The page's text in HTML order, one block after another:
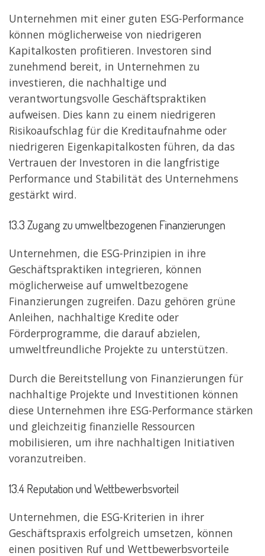
Unternehmen mit einer guten ESG-Performance
können möglicherweise von niedrigeren
Kapitalkosten profitieren. Investoren sind
zunehmend bereit, in Unternehmen zu
investieren, die nachhaltige und
verantwortungsvolle Geschäftspraktiken
aufweisen. Dies kann zu einem niedrigeren
Risikoaufschlag für die Kreditaufnahme oder
niedrigeren Eigenkapitalkosten führen, da das
Vertrauen der Investoren in die langfristige
Performance und Stabilität des Unternehmens
gestärkt wird.
13.3 Zugang zu umweltbezogenen Finanzierungen
Unternehmen, die ESG-Prinzipien in ihre
Geschäftspraktiken integrieren, können
möglicherweise auf umweltbezogene
Finanzierungen zugreifen. Dazu gehören grüne
Anleihen, nachhaltige Kredite oder
Förderprogramme, die darauf abzielen,
umweltfreundliche Projekte zu unterstützen.
Durch die Bereitstellung von Finanzierungen für
nachhaltige Projekte und Investitionen können
diese Unternehmen ihre ESG-Performance stärken
und gleichzeitig finanzielle Ressourcen
mobilisieren, um ihre nachhaltigen Initiativen
voranzutreiben.
13.4 Reputation und Wettbewerbsvorteil
Unternehmen, die ESG-Kriterien in ihrer
Geschäftspraxis erfolgreich umsetzen, können
einen positiven Ruf und Wettbewerbsvorteile